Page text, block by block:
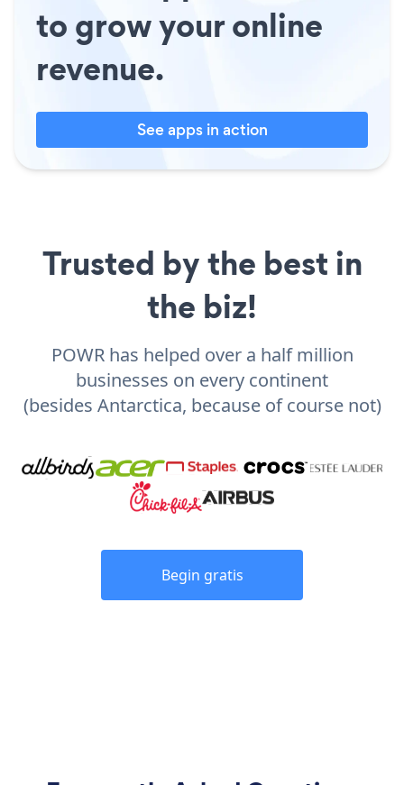
to grow your online
revenue.
See apps in action
Trusted by the best in
the biz!
POWR has helped over a half million
businesses on every continent
(besides Antarctica, because of course not)
Begin gratis